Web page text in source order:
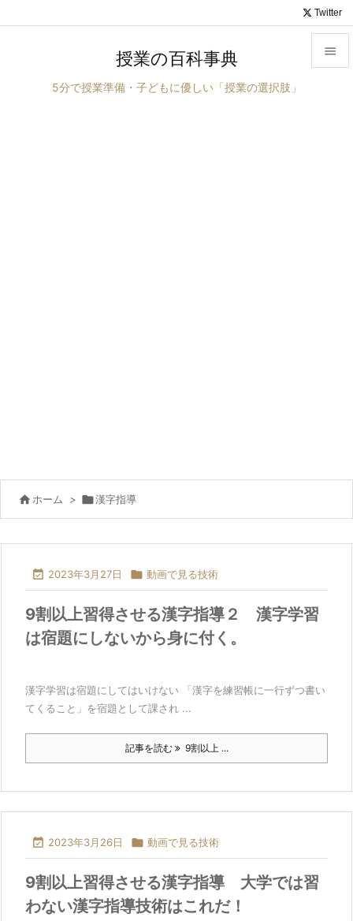

Twitter
授業の百科事典
5分で授業準備・子どもに優しい「授業の選択肢」
 ホーム > 漢字指導
 2023年3月27日  動画で見る技術
9割以上習得させる漢字指導２ 漢字学習
は宿題にしないから身に付く。
漢字学習は宿題にしてはいけない 「漢字を練習帳に一行ずつ書い
てくること」を宿題として課され ...
記事を読む 9割以上 ...
 2023年3月26日  動画で見る技術
9割以上習得させる漢字指導 大学では習
わない漢字指導技術はこれだ！